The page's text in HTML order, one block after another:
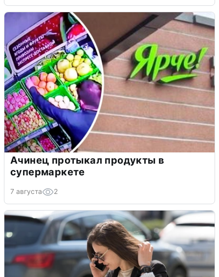
Ачинец протыкал продукты в
супермаркете
7 августа 2